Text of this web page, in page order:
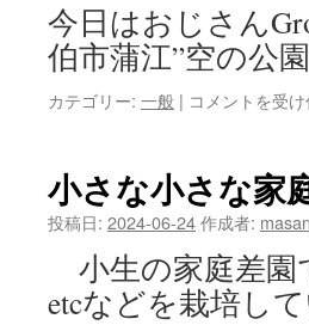
今日はおじさん
伯市蒲江”空の公
カテゴリー: 一般 | Outing
for
KAMAE
は
コメントを受
小さな小さな家
投稿日: 2024-06-24作成者:
小生の家庭差園
etcなどを栽培し